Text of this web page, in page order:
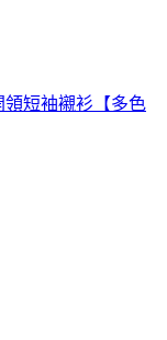
短袖襯衫【多色